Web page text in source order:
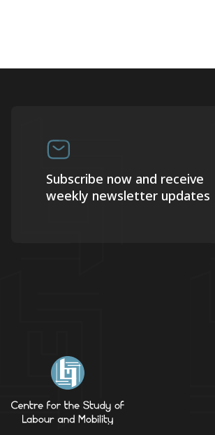
Subscribe now and receive
weekly newsletter updates